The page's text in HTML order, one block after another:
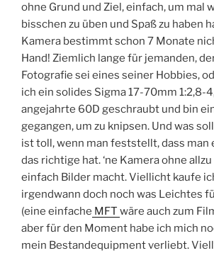
ohne Grund und Ziel, einfach, um mal
bisschen zu üben und Spaß zu haben
Kamera bestimmt schon 7 Monate
Hand! Ziemlich lange für jemanden,
Fotografie sei eines seiner Hobbies,
ich ein solides Sigma 17-70mm 1:2,8-
angejahrte 60D geschraubt und bin
gegangen, um zu knipsen. Und was
ist toll, wenn man feststellt, dass man
das richtige hat. ‘ne Kamera ohne
einfach Bilder macht. Viellicht kaufe
irgendwann doch noch was Leichtes
(eine einfache MFT wäre auch zum
aber für den Moment habe ich mich
mein Bestandequipment verliebt.